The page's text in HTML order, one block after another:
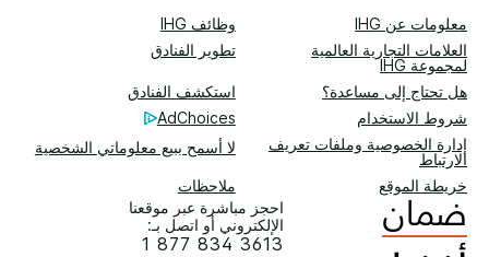
معلومات عن IHG
وظائف IHG
العلامات التجارية العالمية
لمجموعة IHG
تطوير الفنادق
هل تحتاج إلى مساعدة؟
استكشف الفنادق
شروط الاستخدام
AdChoices
إدارة الخصوصية وملفات تعريف
الارتباط
لا أسمح ببيع معلوماتي الشخصية
خريطة الموقع
ملاحظات
احجز مباشرة عبر موقعنا
الإلكتروني أو اتصل بـ:
1 877 834 3613